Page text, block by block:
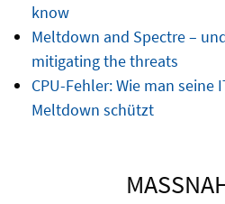
know
Meltdown and Spectre –
mitigating the threats
CPU-Fehler: Wie man seine
Meltdown schützt